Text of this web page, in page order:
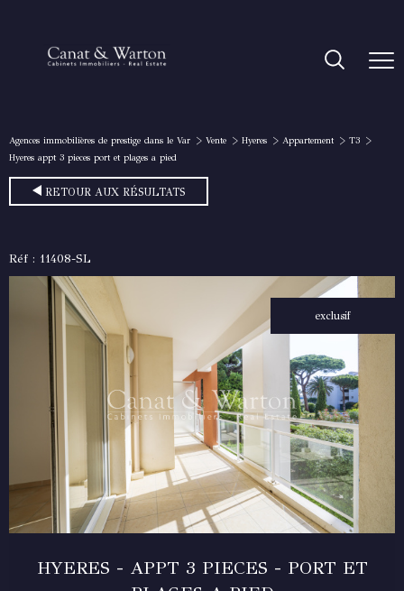
Agences immobilières de prestige dans le Var Vente Hyeres Appartement
T3
Hyeres appt 3 pieces port et plages a pied
RETOUR AUX RÉSULTATS
Réf : 11408-SL
exclusif
HYERES - APPT 3 PIECES - PORT ET